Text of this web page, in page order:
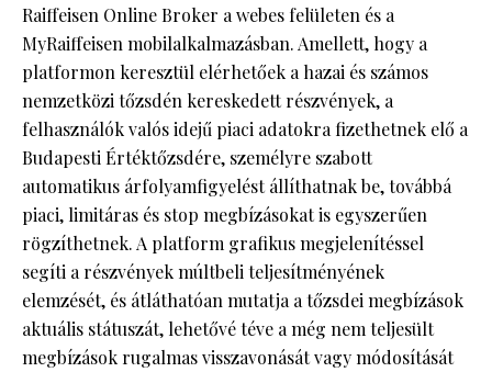
Raiffeisen Online Broker a webes felületen és a
MyRaiffeisen mobilalkalmazásban. Amellett, hogy a
platformon keresztül elérhetőek a hazai és számos
nemzetközi tőzsdén kereskedett részvények, a
felhasználók valós idejű piaci adatokra fizethetnek elő a
Budapesti Értéktőzsdére, személyre szabott
automatikus árfolyamfigyelést állíthatnak be, továbbá
piaci, limitáras és stop megbízásokat is egyszerűen
rögzíthetnek. A platform grafikus megjelenítéssel
segíti a részvények múltbeli teljesítményének
elemzését, és átláthatóan mutatja a tőzsdei megbízások
aktuális státuszát, lehetővé téve a még nem teljesült
megbízások rugalmas visszavonását vagy módosítását